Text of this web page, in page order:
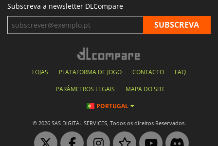
Subscreva a newsletter DLCompare
LOJAS PLATAFORMA DE JOGO CONTACTO FAQ
PARÂMETROS LEGAIS MAPA DO SITE
PORTUGAL
© 2026 SAS DIGITAL SERVICES, Todos os direitos Reservados.